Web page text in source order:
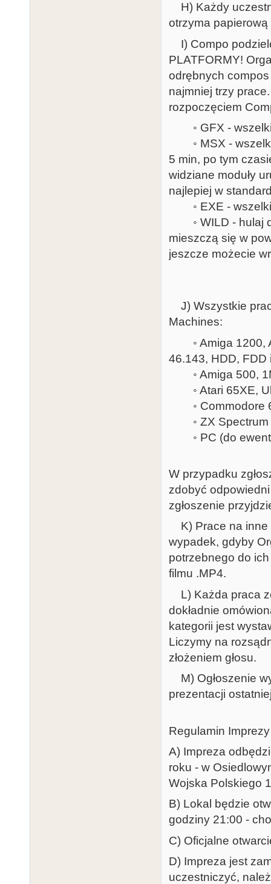
H) Każdy
otrzyma papierową
I) Compo
PLATFORMY!
odrębnych
najmniej trzy
rozpoczęciem
◦ GFX -
◦ MSX -
5 min, po tym
widziane moduły
najlepiej w
◦ EXE - wszelkie
◦ WILD - hulaj
mieszczą się w
jeszcze możecie
J) Wszystkie
Machines:
◦ Amiga 1200,
46.143, HDD, FDD
◦ Amiga 500,
◦ Atari 65XE,
◦ Commodore
◦ ZX Spectrum
◦ PC (do
W przypadku
zdobyć
zgłoszenie
K) Prace na inne
wypadek, gdyby
potrzebnego do
filmu .MP4.
L) Każda praca
dokładnie
kategorii jest
Liczymy na
złożeniem głosu.
M) Ogłoszenie
prezentacji
Regulamin Imprezy
A) Impreza
roku - w
Wojska Polskiego
B) Lokal będzie
godziny 21:00 -
C) Oficjalne
D) Impreza jest
uczestniczyć,